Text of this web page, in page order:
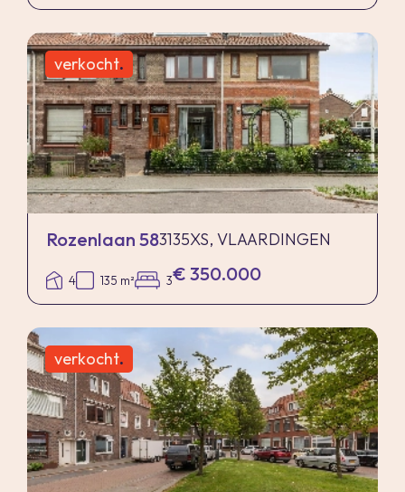
verkocht.
Rozenlaan 583135XS, VLAARDINGEN
4 135 m² 3€ 350.000
verkocht.